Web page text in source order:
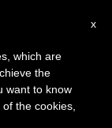
x
which are
the
want to know
the cookies,